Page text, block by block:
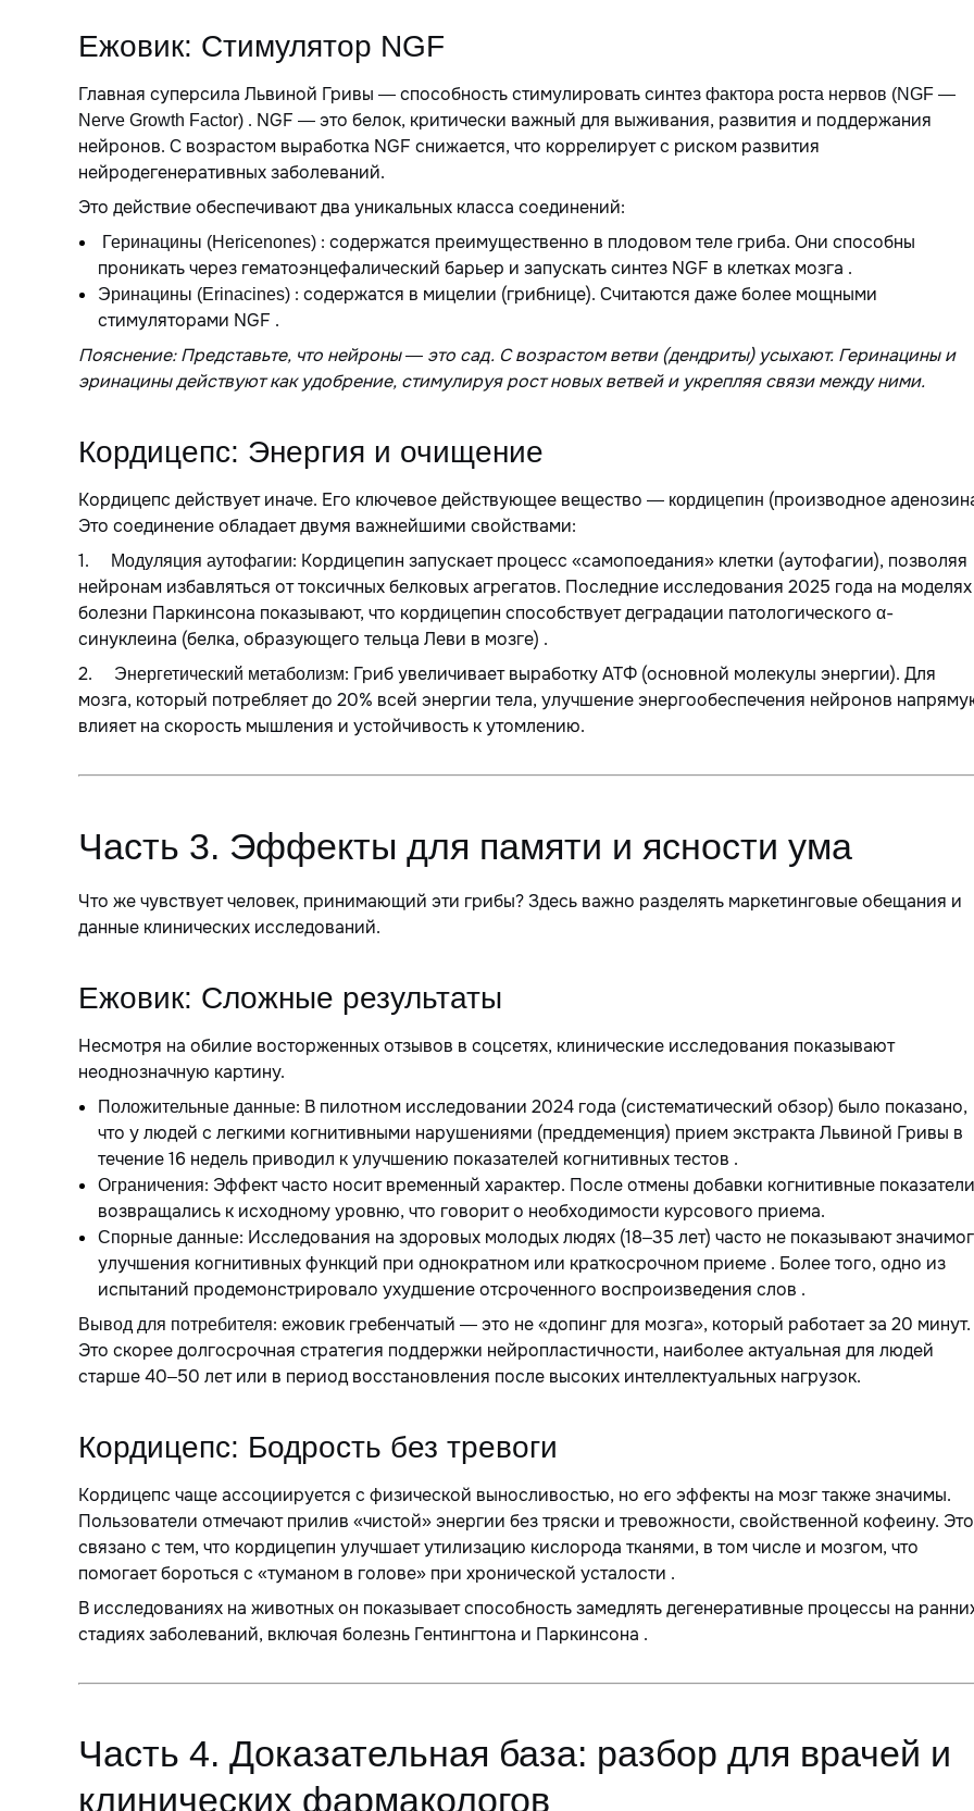
Ежовик: Стимулятор NGF
Главная суперсила Львиной Гривы — способность стимулировать синтез фактора роста нервов (NGF —
Nerve Growth Factor) . NGF — это белок, критически важный для выживания, развития и поддержания
нейронов. С возрастом выработка NGF снижается, что коррелирует с риском развития
нейродегенеративных заболеваний.
Это действие обеспечивают два уникальных класса соединений:
Геринацины (Hericenones) : содержатся преимущественно в плодовом теле гриба. Они способны
проникать через гематоэнцефалический барьер и запускать синтез NGF в клетках мозга .
Эринацины (Erinacines) : содержатся в мицелии (грибнице). Считаются даже более мощными
стимуляторами NGF .
Пояснение: Представьте, что нейроны — это сад. С возрастом ветви (дендриты) усыхают. Геринацины и
эринацины действуют как удобрение, стимулируя рост новых ветвей и укрепляя связи между ними.
Кордицепс: Энергия и очищение
Кордицепс действует иначе. Его ключевое действующее вещество — кордицепин (производное
Это соединение обладает двумя важнейшими свойствами:
1.
Модуляция аутофагии: Кордицепин запускает процесс «самопоедания» клетки (аутофагии), позволяя
нейронам избавляться от токсичных белковых агрегатов. Последние исследования 2025 года на моделях
болезни Паркинсона показывают, что кордицепин способствует деградации патологического α-
синуклеина (белка, образующего тельца Леви в мозге) .
2.
Энергетический метаболизм: Гриб увеличивает выработку АТФ (основной молекулы энергии). Для
мозга, который потребляет до 20% всей энергии тела, улучшение энергообеспечения нейронов
влияет на скорость мышления и устойчивость к утомлению.
Часть 3. Эффекты для памяти и ясности ума
Что же чувствует человек, принимающий эти грибы? Здесь важно разделять маркетинговые обещания и
данные клинических исследований.
Ежовик: Сложные результаты
Несмотря на обилие восторженных отзывов в соцсетях, клинические исследования показывают
неоднозначную картину.
Положительные данные: В пилотном исследовании 2024 года (систематический обзор) было показано,
что у людей с легкими когнитивными нарушениями (преддеменция) прием экстракта Львиной Гривы в
течение 16 недель приводил к улучшению показателей когнитивных тестов .
Ограничения: Эффект часто носит временный характер. После отмены добавки когнитивные
возвращались к исходному уровню, что говорит о необходимости курсового приема.
Спорные данные: Исследования на здоровых молодых людях (18–35 лет) часто не показывают
улучшения когнитивных функций при однократном или краткосрочном приеме . Более того, одно из
испытаний продемонстрировало ухудшение отсроченного воспроизведения слов .
Вывод для потребителя: ежовик гребенчатый — это не «допинг для мозга», который работает за 20 минут.
Это скорее долгосрочная стратегия поддержки нейропластичности, наиболее актуальная для людей
старше 40–50 лет или в период восстановления после высоких интеллектуальных нагрузок.
Кордицепс: Бодрость без тревоги
Кордицепс чаще ассоциируется с физической выносливостью, но его эффекты на мозг также значимы.
Пользователи отмечают прилив «чистой» энергии без тряски и тревожности, свойственной кофеину. Это
связано с тем, что кордицепин улучшает утилизацию кислорода тканями, в том числе и мозгом, что
помогает бороться с «туманом в голове» при хронической усталости .
В исследованиях на животных он показывает способность замедлять дегенеративные процессы на
стадиях заболеваний, включая болезнь Гентингтона и Паркинсона .
Часть 4. Доказательная база: разбор для врачей и
клинических фармакологов